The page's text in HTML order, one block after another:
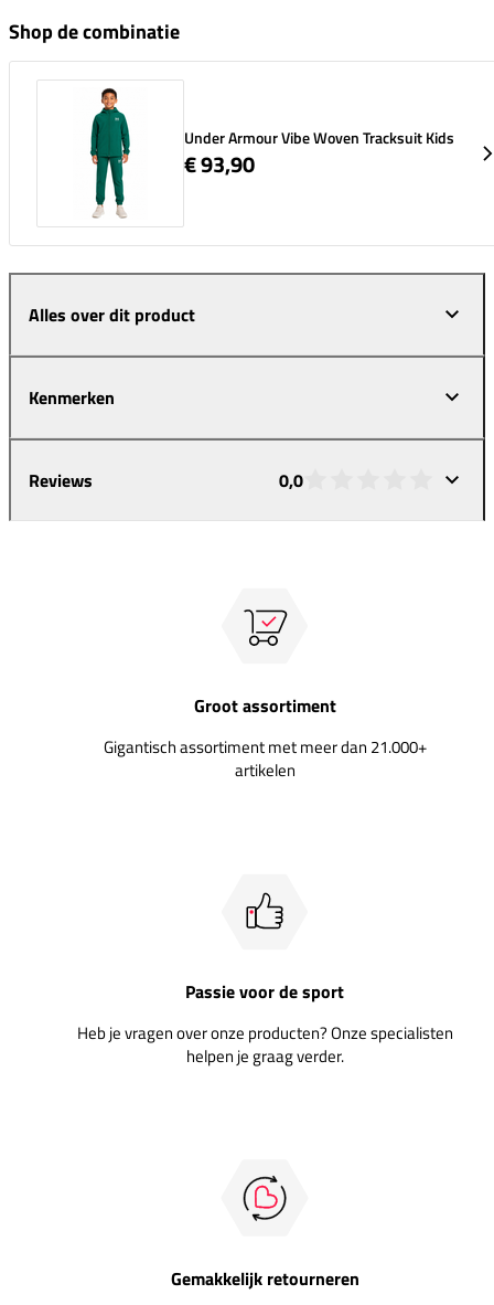
Shop de combinatie
Under Armour Vibe Woven Tracksuit Kids
€ 93,90
Alles over dit product
Kenmerken
Reviews 0,0
Groot assortiment
Gigantisch assortiment met meer dan 21.000+
artikelen
Passie voor de sport
Heb je vragen over onze producten? Onze specialisten
helpen je graag verder.
Gemakkelijk retourneren